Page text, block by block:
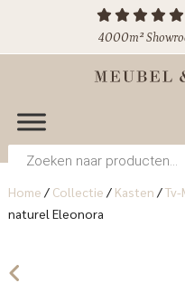
4000m²
Producten
zoeken
Home / Collectie / Kasten /
naturel Eleonora